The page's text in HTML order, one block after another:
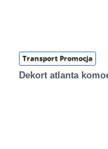
Transport Promocja
Dekort atlanta